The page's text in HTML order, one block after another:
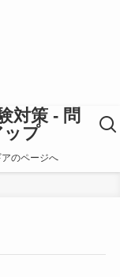
対策 - 問
ップ
のページへ